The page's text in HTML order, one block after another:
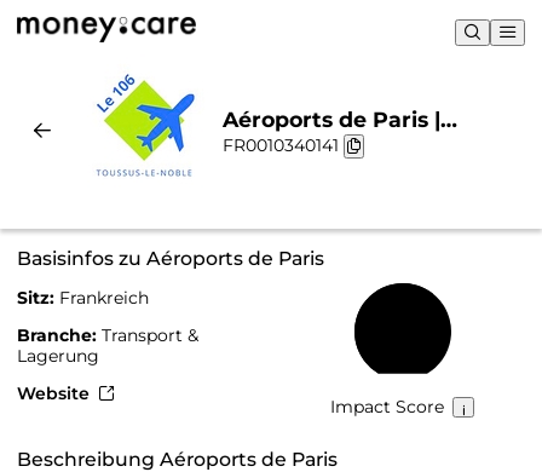
Aéroports de Paris |
Nachhaltigkeit & Chart
FR0010340141
Basisinfos zu Aéroports de Paris
Sitz: Frankreich
Branche: Transport &
Lagerung
Website
Impact Score
Beschreibung Aéroports de Paris